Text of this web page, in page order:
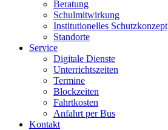
Beratung
Schulmitwirkung
Institutionelles Schutzkonzept
Standorte
Service
Digitale Dienste
Unterrichtszeiten
Termine
Blockzeiten
Fahrtkosten
Anfahrt per Bus
Kontakt